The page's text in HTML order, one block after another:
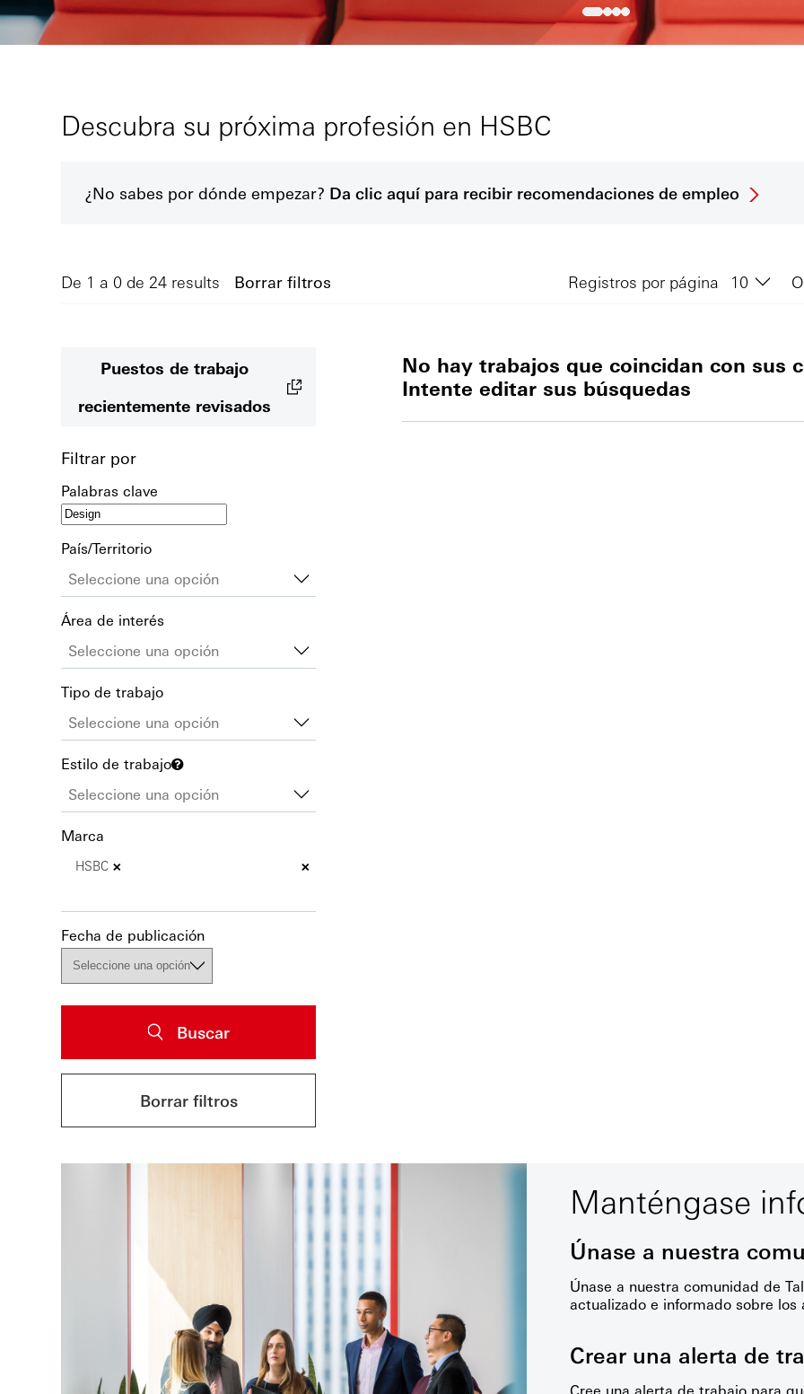
Descubra su próxima profesión en HSBC
¿No sabes por dónde empezar? Da clic aquí para recibir recomendaciones de empleo
De 1 a 0 de 24 results Borrar filtros Registros por página
Puestos de trabajo
recientemente revisados
Filtrar por
Palabras clave
País/Territorio
Área de interés
Tipo de trabajo
Estilo de trabajo
Marca
×
HSBC ×
Fecha de publicación
Buscar
Borrar filtros
No hay trabajos que coincidan con sus
Intente editar sus búsquedas
Manténgase
Únase a nuestra
Únase a nuestra comunidad de
actualizado e informado sobre
Crear una alerta de
Cree una alerta de trabajo para